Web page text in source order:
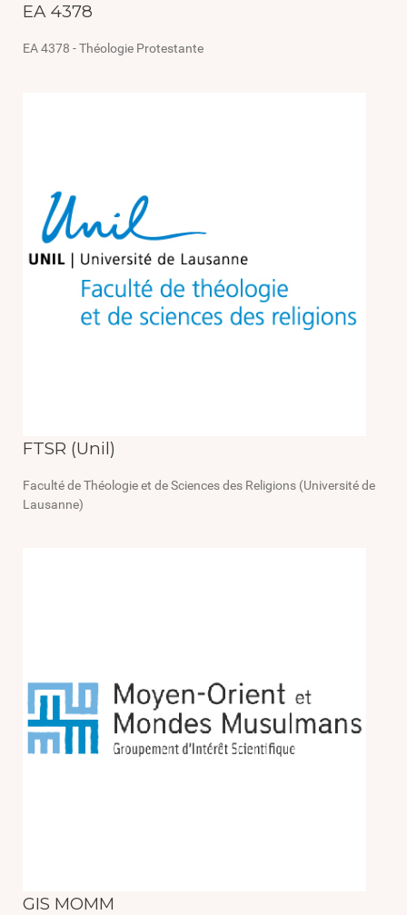
EA 4378
EA 4378 - Théologie Protestante
FTSR (Unil)
Faculté de Théologie et de Sciences des Religions (Université de
Lausanne)
GIS MOMM